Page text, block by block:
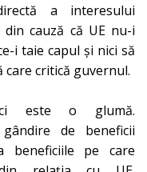
a interesului
cauză că UE nu-i
i taie capul și nici să
critică guvernul.
este o glumă.
gândire de beneficii
beneficiile pe care